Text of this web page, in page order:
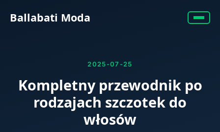
Ballabati Moda
2025-07-25
Kompletny przewodnik po
rodzajach szczotek do
włosów